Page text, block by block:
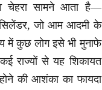
चेहरा सामने आता है—
सिलेंडर, जो आम आदमी के
में कुछ लोग इसे भी मुनाफे
राज्यों से यह शिकायत
की आशंका का फायदा